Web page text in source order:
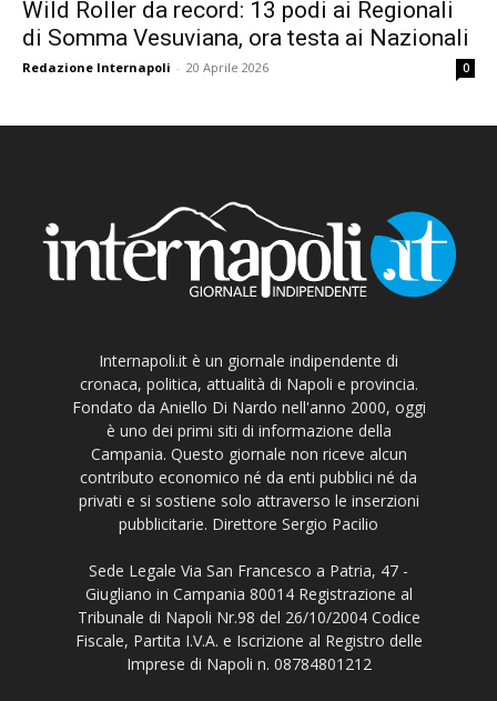
Wild Roller da record: 13 podi ai Regionali
di Somma Vesuviana, ora testa ai Nazionali
Redazione Internapoli - 20 Aprile 2026 0
Internapoli.it è un giornale indipendente di
cronaca, politica, attualità di Napoli e provincia.
Fondato da Aniello Di Nardo nell'anno 2000, oggi
è uno dei primi siti di informazione della
Campania. Questo giornale non riceve alcun
contributo economico né da enti pubblici né da
privati e si sostiene solo attraverso le inserzioni
pubblicitarie. Direttore Sergio Pacilio
Sede Legale Via San Francesco a Patria, 47 -
Giugliano in Campania 80014 Registrazione al
Tribunale di Napoli Nr.98 del 26/10/2004 Codice
Fiscale, Partita I.V.A. e Iscrizione al Registro delle
Imprese di Napoli n. 08784801212